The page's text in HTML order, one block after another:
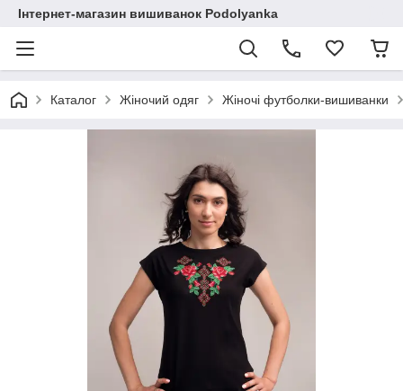
Інтернет-магазин вишиванок Podolyanka
Каталог Жіночий одяг Жіночі футболки-вишиванки